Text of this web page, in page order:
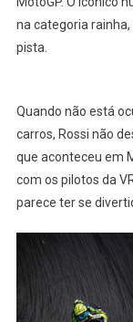
na categoria
pista.
Quando não está
carros, Rossi não
que aconteceu em
com os pilotos da
parece ter se